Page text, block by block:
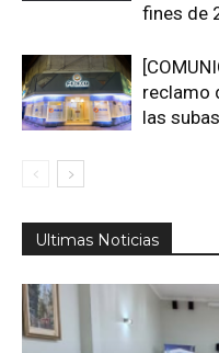
fines de
reclamo
las
Ultimas Noticias